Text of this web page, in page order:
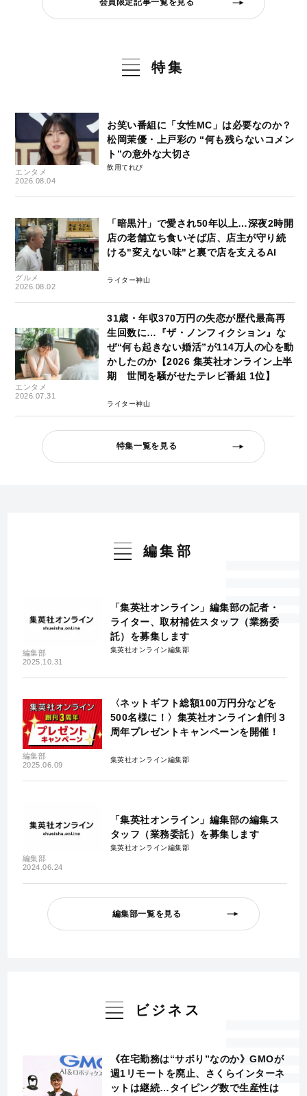
会員限定記事一覧を見る
特集
エンタメ
2026.08.04
お笑い番組に「女性MC」は必要なのか？
松岡茉優・上戸彩の “何も残らないコメン
ト”の意外な大切さ
飲用てれび
グルメ
2026.08.02
「暗黒汁」で愛され50年以上…深夜2時開
店の老舗立ち食いそば店、店主が守り続
ける"変えない味"と裏で店を支えるAI
ライター神山
エンタメ
2026.07.31
31歳・年収370万円の失恋が歴代最高再
生回数に…『ザ・ノンフィクション』な
ぜ“何も起きない婚活”が114万人の心を動
かしたのか【2026 集英社オンライン上半
期 世間を騒がせたテレビ番組 1位】
ライター神山
特集一覧を見る
編集部
編集部
2025.10.31
「集英社オンライン」編集部の記者・
ライター、取材補佐スタッフ（業務委
託）を募集します
集英社オンライン編集部
編集部
2025.06.09
〈ネットギフト総額100万円分などを
500名様に！〉集英社オンライン創刊３
周年プレゼントキャンペーンを開催！
集英社オンライン編集部
編集部
2024.06.24
「集英社オンライン」編集部の編集ス
タッフ（業務委託）を募集します
集英社オンライン編集部
編集部一覧を見る
ビジネス
《在宅勤務は“サボり”なのか》GMOが
週1リモートを廃止、さくらインターネ
ットは継続…タイピング数で生産性は